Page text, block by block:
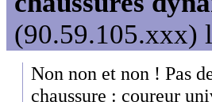
(90.59.105.xxx)
Non non et non ! Pas
chaussure : coureur